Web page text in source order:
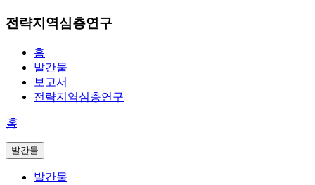
전략지역심층연구
홈
발간물
보고서
전략지역심층연구
홈
발간물
발간물